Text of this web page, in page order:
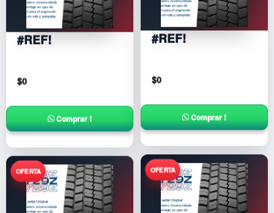
#REF!
$0
Comprar !
#REF!
$0
Comprar !